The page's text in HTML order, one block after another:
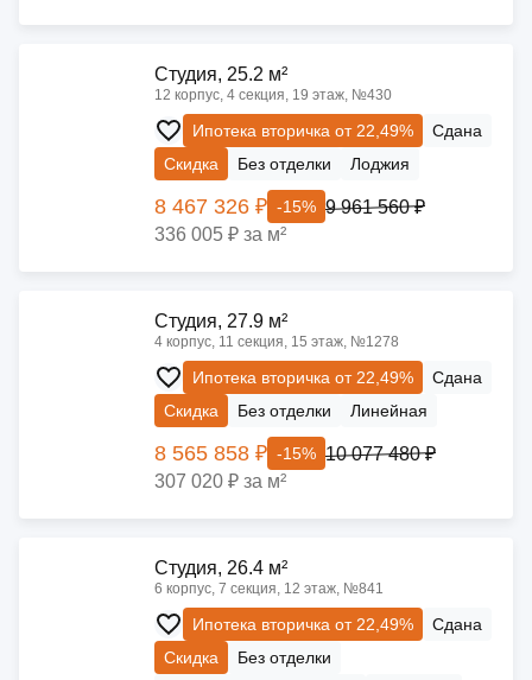
Cтудия, 25.2 м²
12 корпус, 4 секция, 19 этаж, №430
Ипотека вторичка от 22,49%
Сдана
Скидка
Без отделки Лоджия
8 467 326 ₽ -15% 9 961 560 ₽
336 005 ₽ за м²
Cтудия, 27.9 м²
4 корпус, 11 секция, 15 этаж, №1278
Ипотека вторичка от 22,49%
Сдана
Скидка
Без отделки Линейная
8 565 858 ₽ -15% 10 077 480 ₽
307 020 ₽ за м²
Cтудия, 26.4 м²
6 корпус, 7 секция, 12 этаж, №841
Ипотека вторичка от 22,49%
Сдана
Скидка
Без отделки